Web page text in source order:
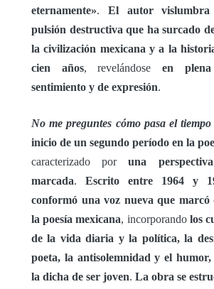
eternamente». El autor vislumbra
pulsión destructiva que ha surcado
la civilización mexicana y a la
cien años, revelándoseen
sentimiento y de expresión.
No me preguntes cómo pasa el tiempo
inicio de un segundo período en la
caracterizado poruna
marcada. Escrito entre 1964 y
conformó una voz nueva que marcó
la poesía mexicana, incorporando los
de la vida diaria y la política, la
poeta, la antisolemnidad y el
la dicha de ser joven. La obra se